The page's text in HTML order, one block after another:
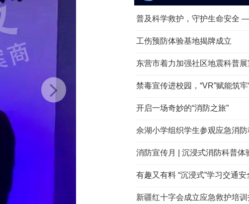
普及科学救护，守护生命安全
工伤预防体验基地揭牌成立
东营市着力加强社区地震科普
禁毒宣传进校园，“VR”赋能筑牢
开启一场奇妙的“消防之旅”
佘湖小学组织学生参观应急消
消防宣传月 | 沉浸式消防科普体
有趣又有料 “沉浸式”学习交通安
新疆红十字会成立应急救护培